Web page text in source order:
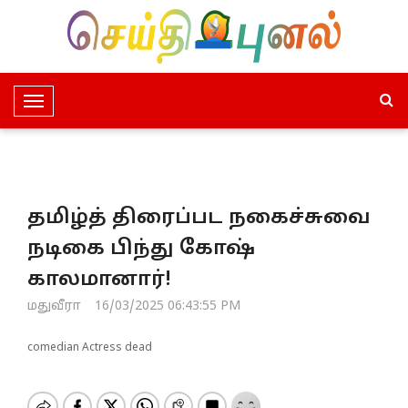
T
o
e
a
v
i
a
தமிழ்த் திரைப்பட நகைச்சுவை
நடிகை பிந்து கோஷ்
காலமானார்!
மதுவீரா 16/03/2025 06:43:55 PM
comedian Actress dead